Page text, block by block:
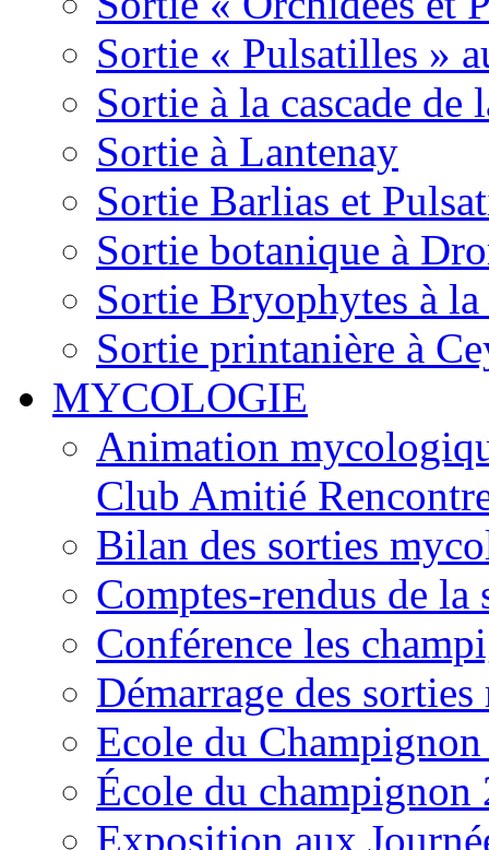
Sortie « Pulsatilles »
Sortie à la cascade de
Sortie à Lantenay
Sortie Barlias et
Sortie botanique à
Sortie Bryophytes à la
Sortie printanière à
MYCOLOGIE
Animation
Club Amitié
Bilan des sorties
Comptes-rendus de
Conférence les
Démarrage des
Ecole du
École du champignon
Exposition aux